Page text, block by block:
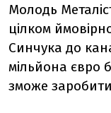
Молодь
цілком
Синчука до
мільйона євро
зможе